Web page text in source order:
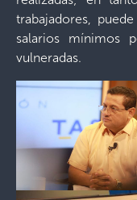
trabajadores,
salarios mínimos
vulneradas.